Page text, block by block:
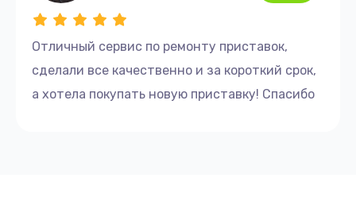
Отличный сервис по ремонту приставок,
сделали все качественно и за короткий срок,
а хотела покупать новую приставку! Спасибо